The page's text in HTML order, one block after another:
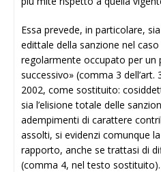
Essa prevede, in particolare,
edittale della sanzione nel
regolarmente occupato per un
successivo» (comma 3 dell’art.
2002, come sostituito:
sia l’elisione totale delle
adempimenti di carattere
assolti, si evidenzi comunque
rapporto, anche se trattasi di
(comma 4, nel testo sostituito).